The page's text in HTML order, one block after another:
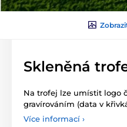
Skleněná
Na trofej lze umístit logo
gravírováním (data v
Více informací ›